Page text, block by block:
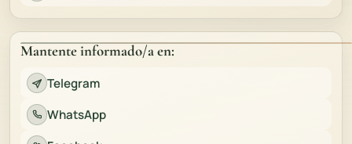
Mantente informado/a en:
Telegram
WhatsApp